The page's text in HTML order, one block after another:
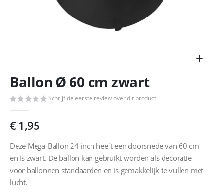
naar
het
begin
van
afbeeldingen-
Ballon Ø 60 cm zwart
Schrijf de eerste review over dit product
€ 1,95
Deze Mega-Ballon 24 inch heeft een doorsnede van 60 cm
en is zwart. De ballon kan gebruikt worden als decoratie
voor ballonnen standaarden en is gemakkelijk te vullen met
lucht.